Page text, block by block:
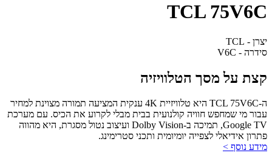
TCL 75V6C
יצרן - TCL
סידרה - V6C
קצת על מסך הטלוויזיה
ה-TCL 75V6C היא טלוויזיית 4K ענקית המציעה תמורה מצוינת למחיר
עבור מי שמחפש חוויה קולנועית בבית מבלי לקרוע את הכיס. עם מערכת
Google TV, תמיכה ב-Dolby Vision ועיצוב נטול מסגרת, היא מהווה
פתרון אידיאלי לצפייה יומיומית ותכני סטרימינג.
מידע נוסף >